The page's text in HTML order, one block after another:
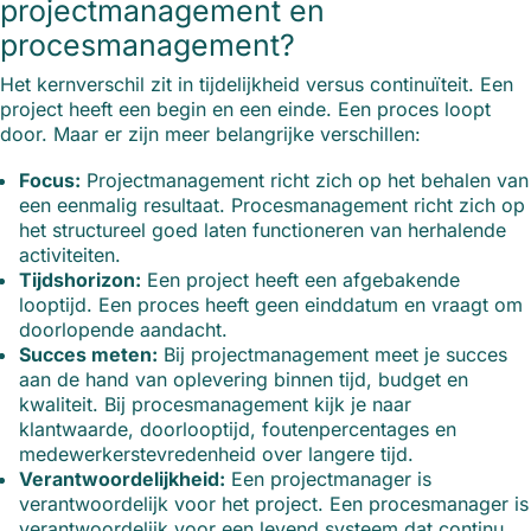
projectmanagement en
procesmanagement?
Het kernverschil zit in tijdelijkheid versus continuïteit. Een
project heeft een begin en een einde. Een proces loopt
door. Maar er zijn meer belangrijke verschillen:
Focus: Projectmanagement richt zich op het behalen van
een eenmalig resultaat. Procesmanagement richt zich op
het structureel goed laten functioneren van herhalende
activiteiten.
Tijdshorizon: Een project heeft een afgebakende
looptijd. Een proces heeft geen einddatum en vraagt om
doorlopende aandacht.
Succes meten: Bij projectmanagement meet je succes
aan de hand van oplevering binnen tijd, budget en
kwaliteit. Bij procesmanagement kijk je naar
klantwaarde, doorlooptijd, foutenpercentages en
medewerkerstevredenheid over langere tijd.
Verantwoordelijkheid: Een projectmanager is
verantwoordelijk voor het project. Een procesmanager is